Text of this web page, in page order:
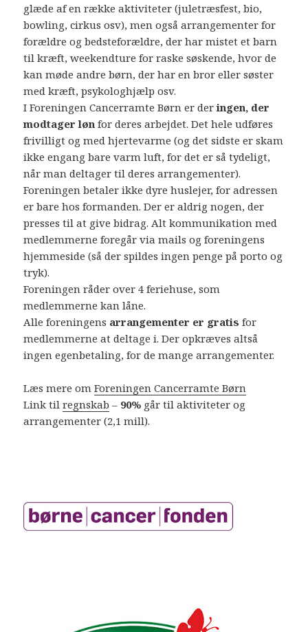
glæde af en række aktiviteter (juletræsfest, bio,
bowling, cirkus osv), men også arrangementer for
forældre og bedsteforældre, der har mistet et barn
til kræft, weekendture for raske søskende, hvor de
kan møde andre børn, der har en bror eller søster
med kræft, psykologhjælp osv.
I Foreningen Cancerramte Børn er deringen, der
modtager løn for deres arbejdet. Det hele udføres
frivilligt og med hjertevarme (og det sidste er skam
ikke engang bare varm luft, for det er så tydeligt,
når man deltager til deres arrangementer).
Foreningen betaler ikke dyre huslejer, for adressen
er bare hos formanden. Der er aldrig nogen, der
presses til at give bidrag. Alt kommunikation med
medlemmerne foregår via mails og foreningens
hjemmeside (så der spildes ingen penge på porto og
tryk).
Foreningen råder over 4 feriehuse, som
medlemmerne kan låne.
Alle foreningens arrangementer er gratis for
medlemmerne at deltage i. Der opkræves altså
ingen egenbetaling, for de mange arrangementer.
Læs mere omForeningen Cancerramte Børn
Link tilregnskab – 90% går til aktiviteter og
arrangementer (2,1 mill).